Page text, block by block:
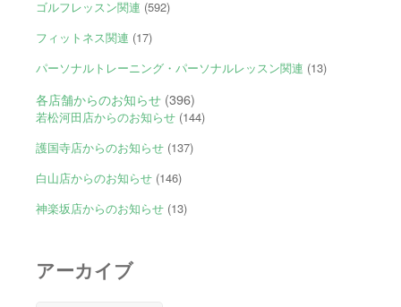
ゴルフレッスン関連 (592)
フィットネス関連 (17)
パーソナルトレーニング・パーソナルレッスン関連 (13)
各店舗からのお知らせ(396)
若松河田店からのお知らせ(144)
護国寺店からのお知らせ(137)
白山店からのお知らせ(146)
神楽坂店からのお知らせ(13)
アーカイブ